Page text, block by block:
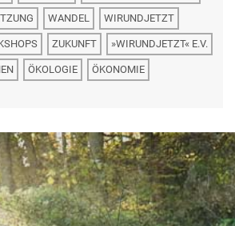
WANDEL WIRUNDJETZT
ZUKUNFT »WIRUNDJETZT« E.V.
ÖKOLOGIE ÖKONOMIE